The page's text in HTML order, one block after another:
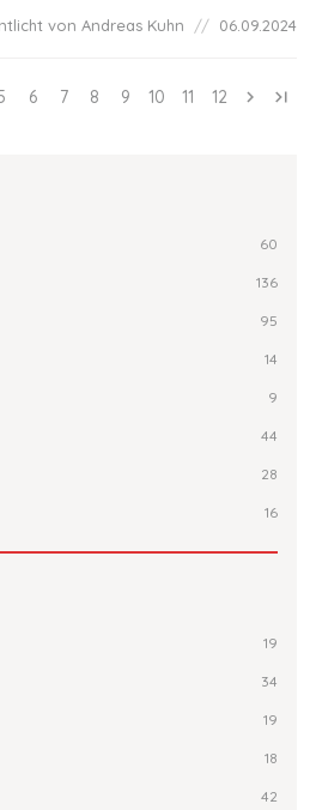
von Andreas Kuhn 06.09.2024
6 7 8 9 10 11 12 chevron_right last_page
60
136
95
14
9
44
28
16
19
34
19
18
42